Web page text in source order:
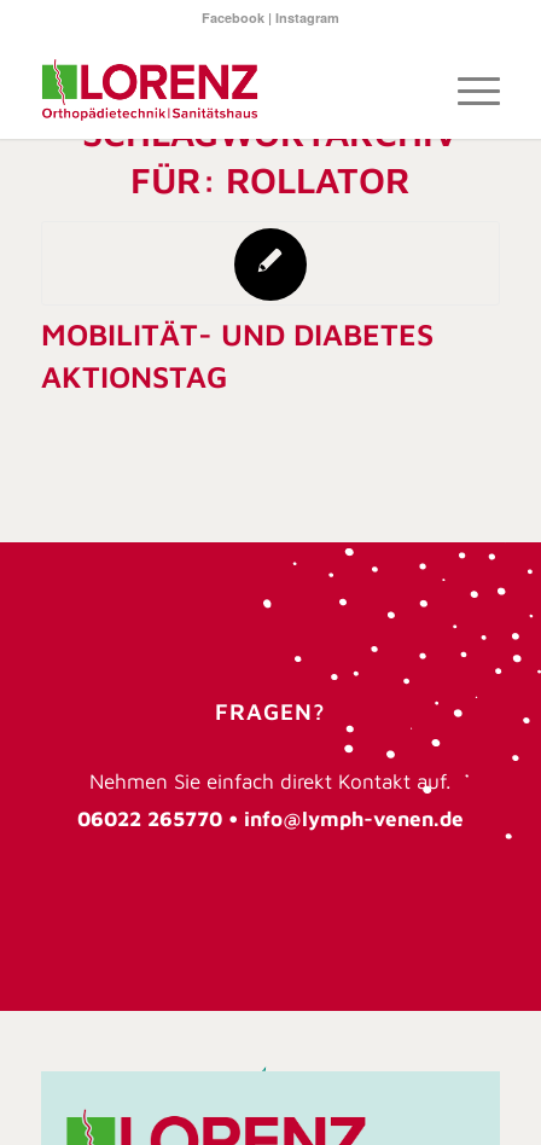
Facebook| Instagram
SCHLAGWORTARCHIV
FÜR: ROLLATOR
MOBILITÄT- UND DIABETES
AKTIONSTAG
FRAGEN?
Nehmen Sie einfach direkt Kontakt auf.
06022 265770 • info@lymph-venen.de